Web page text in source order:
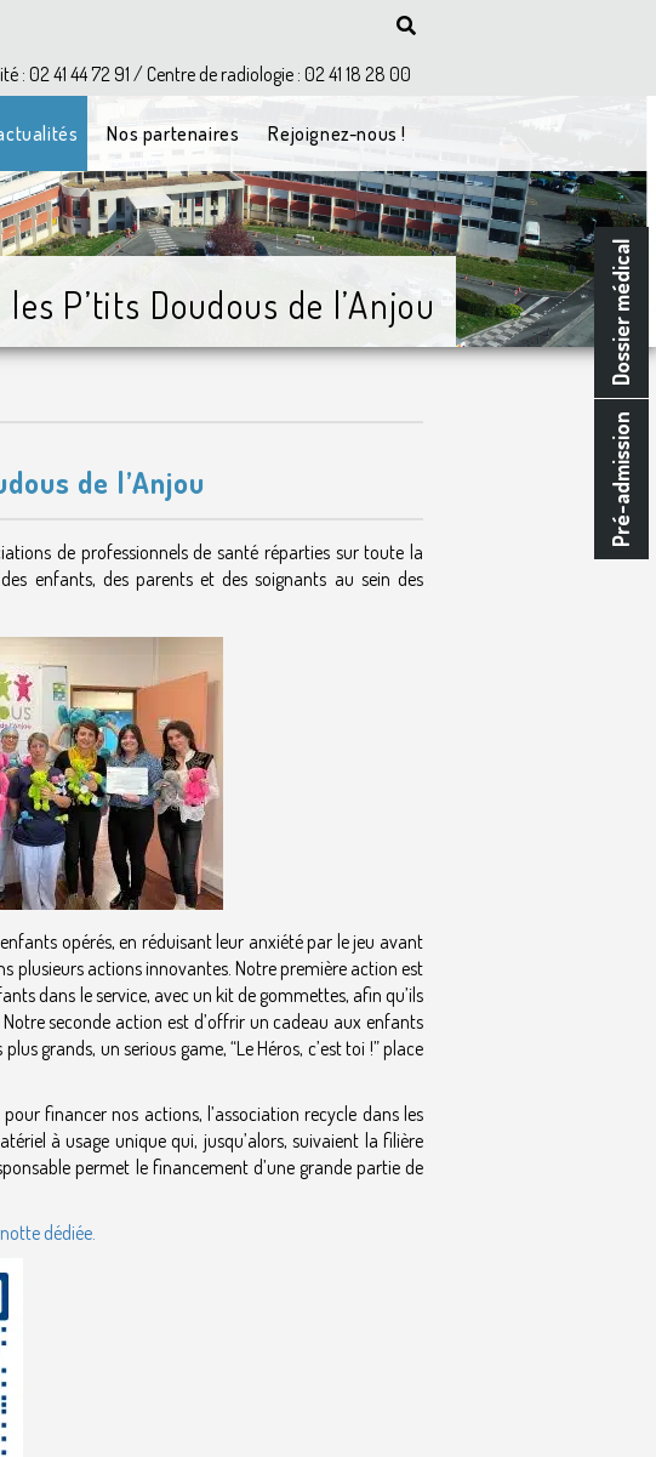
Pré-admission
Dossier médical
: 02 41 44 72 91 / Centre de radiologie : 02 41 18 28 00
Nos partenaires Rejoignez-nous !
les P’tits Doudous de l’Anjou
de l’Anjou
de professionnels de santé réparties sur toute la
enfants, des parents et des soignants au sein des
opérés, en réduisant leur anxiété par le jeu avant
plusieurs actions innovantes. Notre première action est
dans le service, avec un kit de gommettes, afin qu’ils
seconde action est d’offrir un cadeau aux enfants
grands, un serious game, “Le Héros, c’est toi !” place
financer nos actions, l’association recycle dans les
à usage unique qui, jusqu’alors, suivaient la filière
permet le financement d’une grande partie de
dédiée.